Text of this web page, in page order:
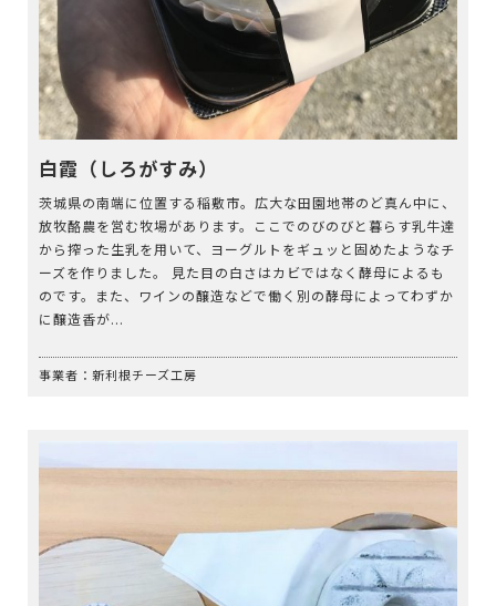
白霞（しろがすみ）
茨城県の南端に位置する稲敷市。広大な田園地帯のど真ん中に、
放牧酪農を営む牧場があります。ここでのびのびと暮らす乳牛達
から搾った生乳を用いて、ヨーグルトをギュッと固めたようなチ
ーズを作りました。 見た目の白さはカビではなく酵母によるも
のです。また、ワインの醸造などで働く別の酵母によってわずか
に醸造香が...
事業者：新利根チーズ工房